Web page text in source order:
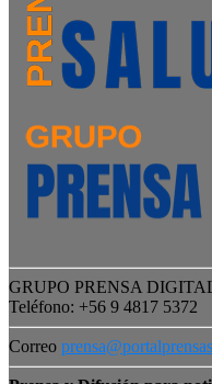
GRUPO PRENSA
Teléfono: +56 9 4817 5372
Correo